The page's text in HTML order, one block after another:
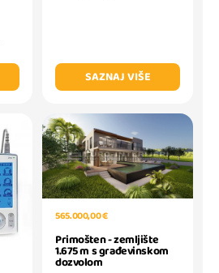
SAZNAJ VIŠE
565.000,00 €
Primošten - zemljište
1.675 m s građevinskom
dozvolom